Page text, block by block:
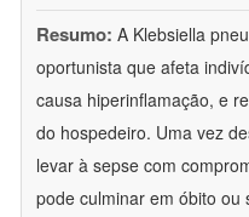
Resumo: A Klebsiella
oportunista que afeta
causa hiperinflamação, e
do hospedeiro. Uma vez
levar à sepse com
pode culminar em óbito ou